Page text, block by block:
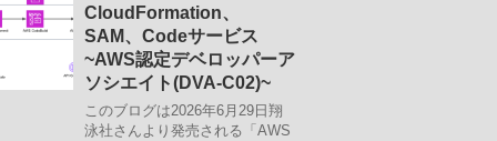
CloudFormation、
SAM、Codeサービス
~AWS認定デベロッパーア
ソシエイト(DVA-C02)~
このブログは2026年6月29日翔
泳社さんより発売される「AWS